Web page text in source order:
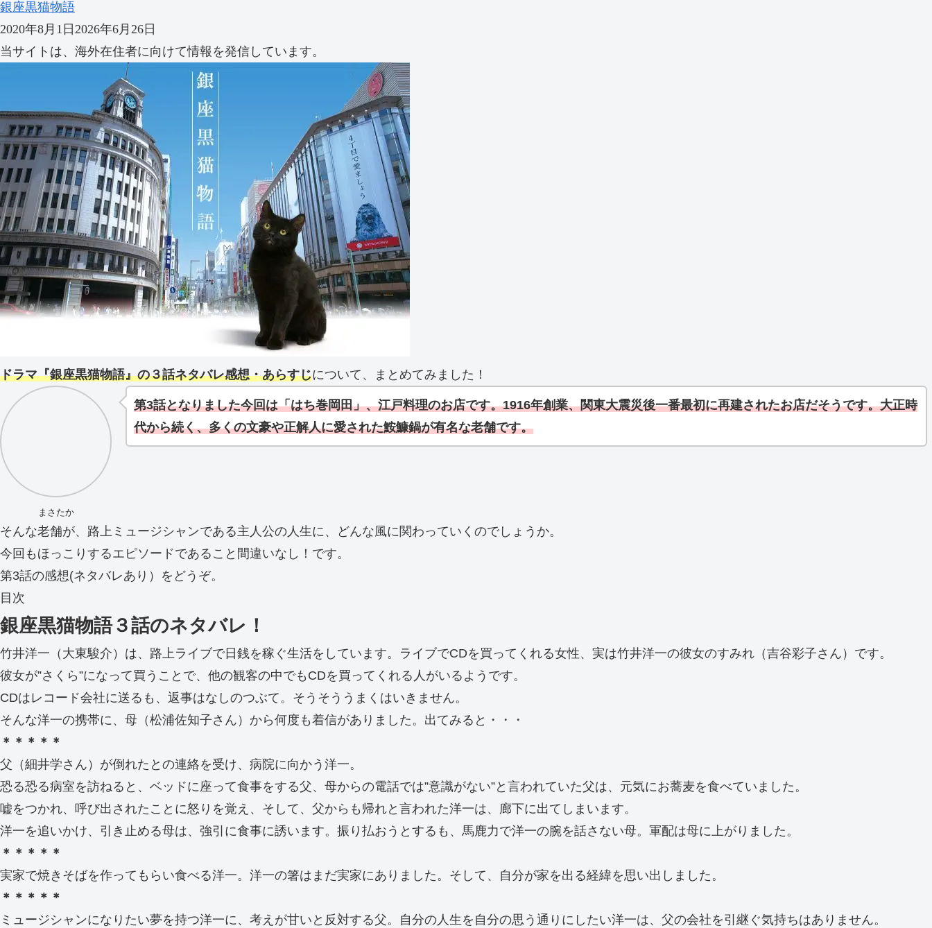
銀座黒猫物語
2020年8月1日 2026年6月26日
当サイトは、海外在住者に向けて情報を発信しています。
ドラマ『銀座黒猫物語』の３話ネタバレ感想・あらすじについて、まとめてみました！
まさたか
第3話となりました今回は「はち巻岡田」、江戸料理のお店です。1916年創業、関東大震災後一番最初に再建されたお店だそうです。大正時
代から続く、多くの文豪や正解人に愛された鮟鱇鍋が有名な老舗です。
そんな老舗が、路上ミュージシャンである主人公の人生に、どんな風に関わっていくのでしょうか。
今回もほっこりするエピソードであること間違いなし！です。
第3話の感想(ネタバレあり）をどうぞ。
目次
銀座黒猫物語３話のネタバレ！
竹井洋一（大東駿介）は、路上ライブで日銭を稼ぐ生活をしています。ライブでCDを買ってくれる女性、実は竹井洋一の彼女のすみれ（吉谷彩子さん）です。
彼女が”さくら”になって買うことで、他の観客の中でもCDを買ってくれる人がいるようです。
CDはレコード会社に送るも、返事はなしのつぶて。そうそううまくはいきません。
そんな洋一の携帯に、母（松浦佐知子さん）から何度も着信がありました。出てみると・・・
＊＊＊＊＊
父（細井学さん）が倒れたとの連絡を受け、病院に向かう洋一。
恐る恐る病室を訪ねると、ベッドに座って食事をする父、母からの電話では”意識がない”と言われていた父は、元気にお蕎麦を食べていました。
嘘をつかれ、呼び出されたことに怒りを覚え、そして、父からも帰れと言われた洋一は、廊下に出てしまいます。
洋一を追いかけ、引き止める母は、強引に食事に誘います。振り払おうとするも、馬鹿力で洋一の腕を話さない母。軍配は母に上がりました。
＊＊＊＊＊
実家で焼きそばを作ってもらい食べる洋一。洋一の箸はまだ実家にありました。そして、自分が家を出る経緯を思い出しました。
＊＊＊＊＊
ミュージシャンになりたい夢を持つ洋一に、考えが甘いと反対する父。自分の人生を自分の思う通りにしたい洋一は、父の会社を引継ぐ気持ちはありません。